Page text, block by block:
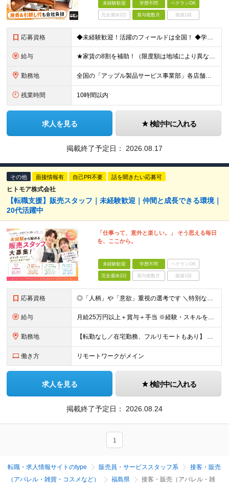
未経験歓迎 学歴不問 ベテランOK
完全週休2日 賞与複数月 面接1回
応募資格 ◆未経験歓迎！活躍のフィールドは全国！ ◆学歴不問 ◆第二新卒も活躍中 ◆40歳以下の方（若年層の長期キャリア形成を図るため） ★店長候補としての採用ですので、入社3年後には店長になるイメージです！
給与 ★家賃の8割を補助！（限度額は地域により異なる） ※転勤による引っ越しが発生する場合 ＝＝＝＝＝＝＝＝＝＝＝＝＝＝＝＝＝＝＝＝＝＝＝ 例えば、家賃7.5万円なら6万円は会社で負担。 あなたが支払うのは
勤務地 全国の「アップル製品サービス事業部」各店舗となります ※アップル製品サービス単独店に配属の可能性もあります ※最初の配属先は希望を最大限考慮した上で決定します ▼詳しい勤務地住所は下記URLをご確認
残業時間 10時間以内
求人を見る 検討中に入れる
掲載終了予定日： 2026.08.17
その他 面接情報有 自己PR不要 話を聞きたい応募可
ヒトモア株式会社
【転職支援】販売スタッフ｜未経験歓迎｜仲間と成長できる環境｜
20代活躍中
「仕事って、意外と楽しい。」 そう思える毎日
を、ここから。
未経験歓迎 学歴不問 ベテランOK
完全週休2日 賞与複数月 面接1回
応募資格 ◎「人柄」や「意欲」重視の選考です ＼特別なスキル・経験は必要なし／ ￣￣￣￣￣￣￣￣￣￣￣￣￣￣￣￣ ■完全未経験歓迎 ■学歴不問 ■第二新卒歓迎 ■既卒、フリーターの方もOK ＼こんな方が向い
給与 月給25万円以上＋賞与＋手当 ※経験・スキルを考慮して決定します ※インセンティブが発生する案件もあります。 ※企業により内容は一部変更となる可能性があります。 ※試用期間・残業代については、紹介先
勤務地 【転勤なし／在宅勤務、フルリモートもあり】 ≪47都道府県から選べる勤務地≫ 東京、神奈川、埼玉、千葉、大阪、愛知、福岡など好きな地域で働けます！ 【東京・渋谷本社】 〒150-0041 東京都渋谷
働き方 リモートワークがメイン
求人を見る 検討中に入れる
掲載終了予定日： 2026.08.24
1
転職・求人情報サイトのtype 販売員・サービススタッフ系
接客・販売
（アパレル・雑貨・コスメなど）
福島県
接客・販売（アパレル・雑